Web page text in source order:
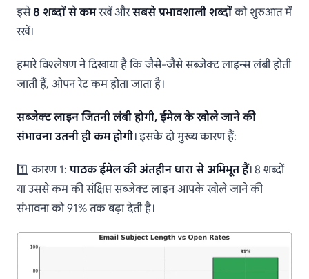
इसे 8 शब्दों से कमरखें औरसबसे प्रभावशाली शब्दोंको शुरुआत में
रखें।
हमारे विश्लेषण ने दिखाया है कि जैसे-जैसे सब्जेक्ट लाइन्स लंबी होती
जाती हैं, ओपन रेट कम होता जाता है।
सब्जेक्ट लाइन जितनी लंबी होगी, ईमेल के खोले जाने की
संभावना उतनी ही कम होगी। इसके दो मुख्य कारण हैं:
1️⃣ कारण 1:पाठक ईमेल की अंतहीन धारा से अभिभूत हैं। 8 शब्दों
या उससे कम की संक्षिप्त सब्जेक्ट लाइन आपके खोले जाने की
संभावना को 91% तक बढ़ा देती है।